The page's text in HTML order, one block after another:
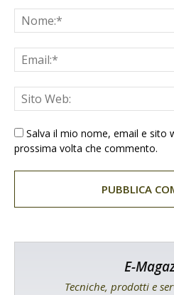
Salva il mio nome, email e sito
prossima volta che commento.
E-
Tecniche, prodotti e